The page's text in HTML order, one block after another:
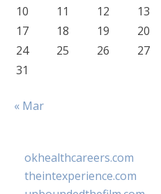
10
11 12 13
17
18 19 20
24
25 26 27
31
« Mar
okhealthcareers.com
theintexperience.com